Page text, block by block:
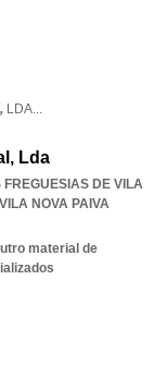
LDA...
Lda
DE VILA
NOVA PAIVA
material de